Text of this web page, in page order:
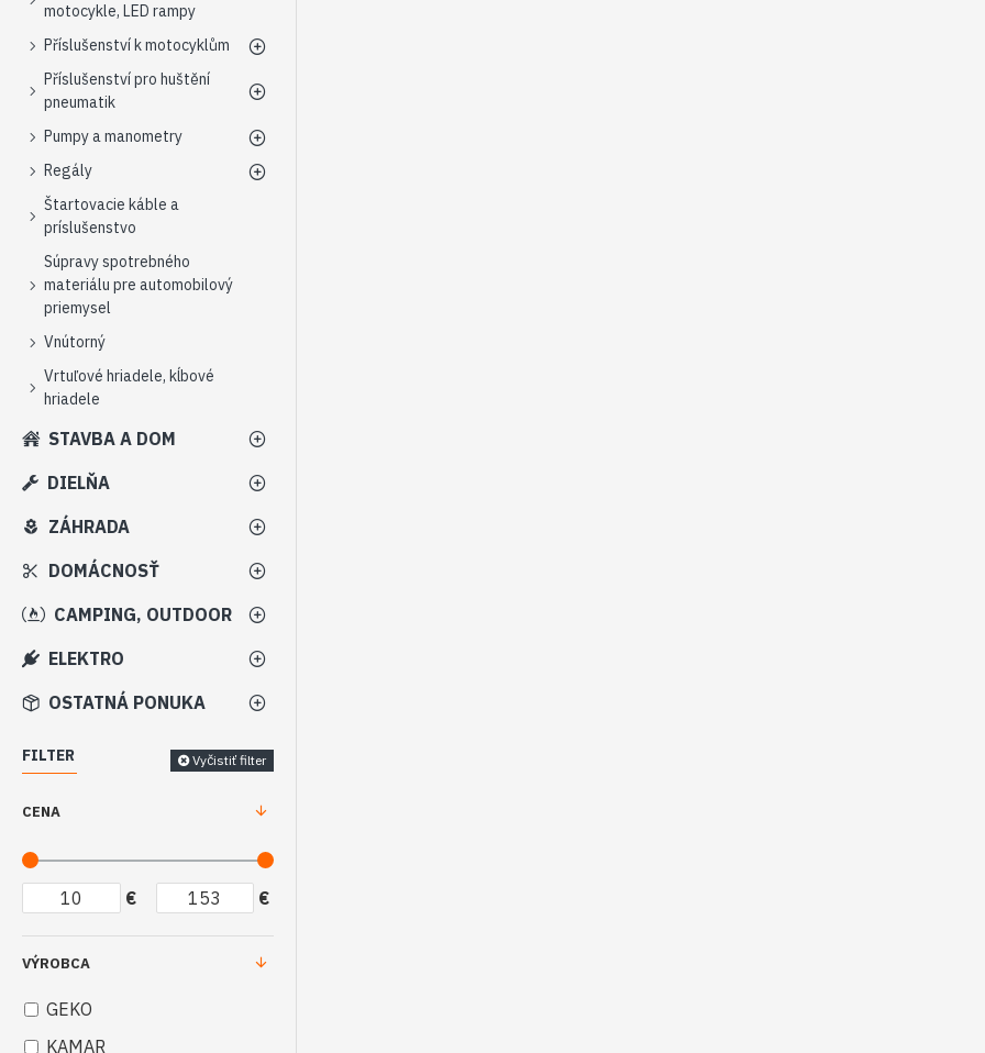
motocykle, LED rampy
Příslušenství k motocyklům
Příslušenství pro huštění
pneumatik
Pumpy a manometry
Regály
Štartovacie káble a
príslušenstvo
Súpravy spotrebného
materiálu pre automobilový
priemysel
Vnútorný
Vrtuľové hriadele, kĺbové
hriadele
STAVBA A DOM
DIELŇA
ZÁHRADA
DOMÁCNOSŤ
CAMPING, OUTDOOR
ELEKTRO
OSTATNÁ PONUKA
FILTER Vyčistiť filter
CENA
€ €
VÝROBCA
GEKO
KAMAR